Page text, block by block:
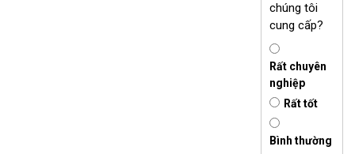
chúng tôi
cung cấp?
Rất chuyên
nghiệp
Rất tốt
Bình thường